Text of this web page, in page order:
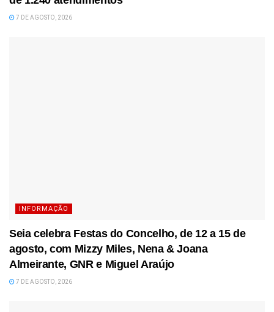
7 DE AGOSTO, 2026
INFORMAÇÃO
Seia celebra Festas do Concelho, de 12 a 15 de
agosto, com Mizzy Miles, Nena & Joana
Almeirante, GNR e Miguel Araújo
7 DE AGOSTO, 2026